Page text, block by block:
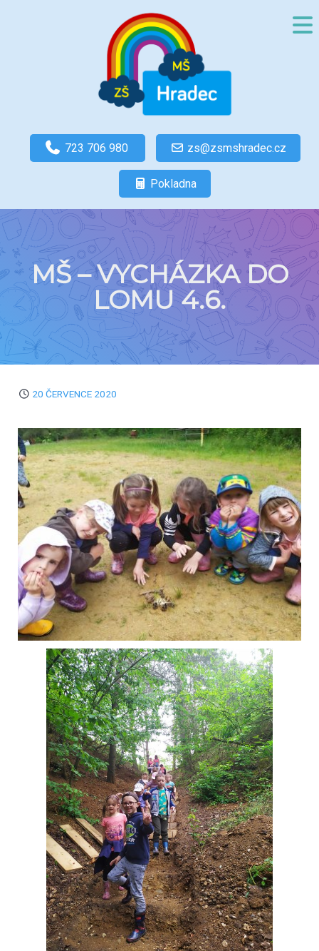
723 706 980 zs@zsmshradec.cz
Pokladna
MŠ – VYCHÁZKA DO
LOMU 4.6.
20 ČERVENCE 2020